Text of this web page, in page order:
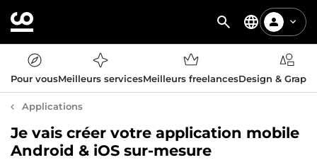
Pour vousMeilleurs servicesMeilleurs freelancesDesign &
Applications
Je vais créer votre application mobile
Android & iOS sur-mesure